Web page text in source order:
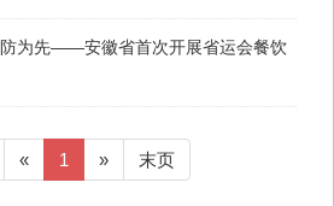
防为先——安徽省首次开展省运会餐饮
« 1 » 末页